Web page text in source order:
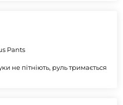
Pants
не пітніють, руль тримається